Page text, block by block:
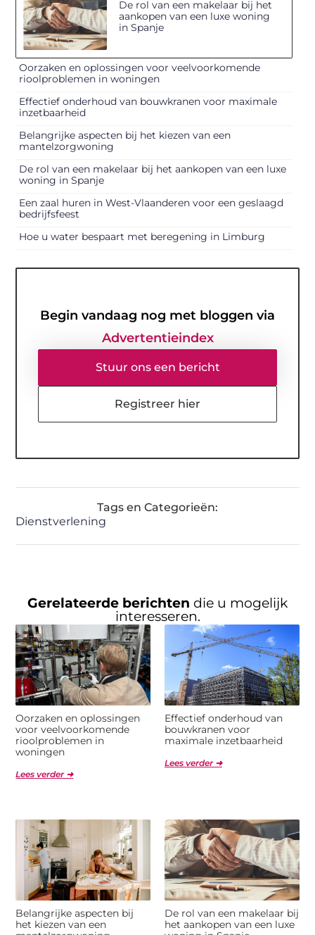
De rol van een makelaar bij het
aankopen van een luxe woning
in Spanje
Oorzaken en oplossingen voor veelvoorkomende
rioolproblemen in woningen
Effectief onderhoud van bouwkranen voor maximale
inzetbaarheid
Belangrijke aspecten bij het kiezen van een
mantelzorgwoning
De rol van een makelaar bij het aankopen van een luxe
woning in Spanje
Een zaal huren in West-Vlaanderen voor een geslaagd
bedrijfsfeest
Hoe u water bespaart met beregening in Limburg
Begin vandaag nog met bloggen via
Advertentieindex
Stuur ons een bericht
Registreer hier
Tags en Categorieën:
Dienstverlening
Gerelateerde berichten die u mogelijk
interesseren.
Oorzaken en oplossingen
voor veelvoorkomende
rioolproblemen in
woningen
Lees verder ➜
Effectief onderhoud van
bouwkranen voor
maximale inzetbaarheid
Lees verder ➜
Belangrijke aspecten bij
het kiezen van een
De rol van een makelaar bij
het aankopen van een luxe